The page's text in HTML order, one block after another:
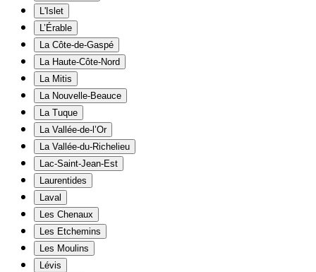
L'Islet
L’Érable
La Côte-de-Gaspé
La Haute-Côte-Nord
La Mitis
La Nouvelle-Beauce
La Tuque
La Vallée-de-l’Or
La Vallée-du-Richelieu
Lac-Saint-Jean-Est
Laurentides
Laval
Les Chenaux
Les Etchemins
Les Moulins
Lévis